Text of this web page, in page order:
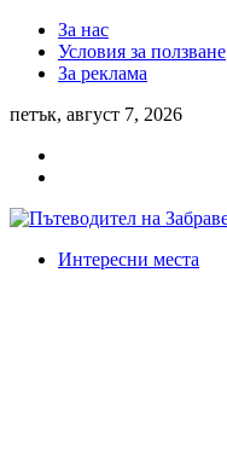
За нас
Условия за ползване
За реклама
петък, август 7, 2026
Интересни места